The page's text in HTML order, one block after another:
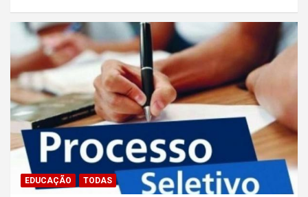
EDUCAÇÃO TODAS